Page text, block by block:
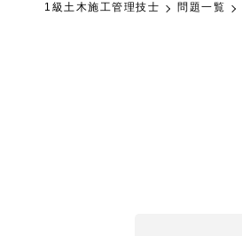
1級土木施工管理技士 問題一覧